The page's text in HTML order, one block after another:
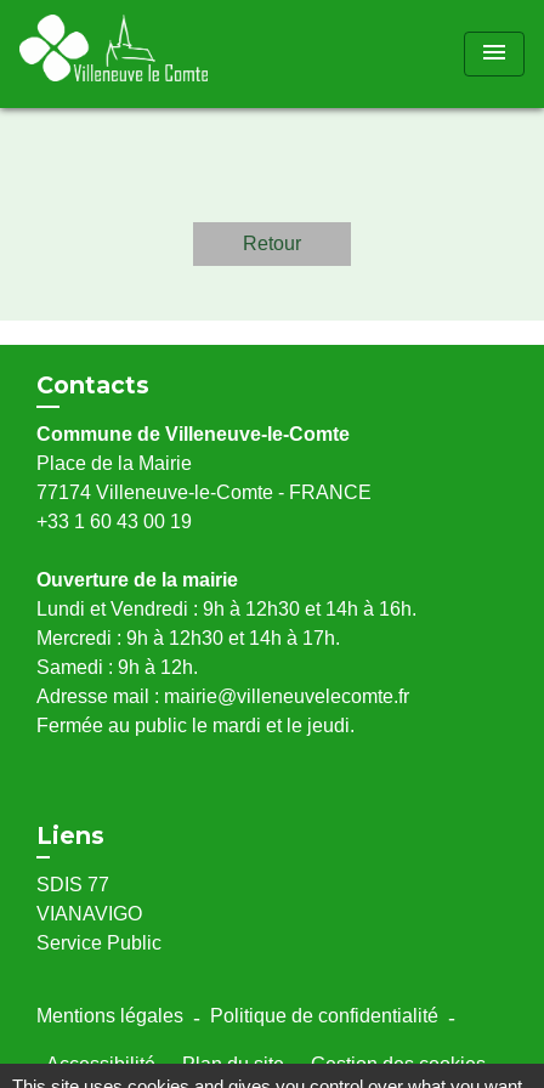
menu
Retour
Contacts
Commune de Villeneuve-le-Comte
Place de la Mairie
77174 Villeneuve-le-Comte - FRANCE
+33 1 60 43 00 19
Ouverture de la mairie
Lundi et Vendredi : 9h à 12h30 et 14h à 16h.
Mercredi : 9h à 12h30 et 14h à 17h.
Samedi : 9h à 12h.
Adresse mail : mairie@villeneuvelecomte.fr
Fermée au public le mardi et le jeudi.
Liens
SDIS 77
VIANAVIGO
Service Public
Mentions légales - Politique de confidentialité -
Accessibilité - Plan du site - Gestion des cookies